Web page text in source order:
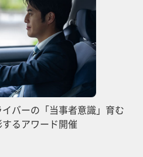
バーの「当事者意識」育む
るアワード開催